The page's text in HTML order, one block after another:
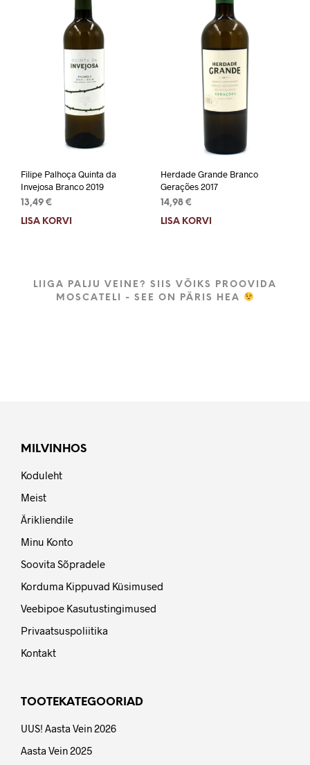
Filipe Palhoça Quinta da
Invejosa Branco 2019
13,49 €
LISA KORVI
Herdade Grande Branco
Gerações 2017
14,98 €
LISA KORVI
LIIGA PALJU VEINE? SIIS VÕIKS PROOVIDA
MOSCATELI - SEE ON PÄRIS HEA
MILVINHOS
Koduleht
Meist
Ärikliendile
Minu Konto
Soovita Sõpradele
Korduma Kippuvad Küsimused
Veebipoe Kasutustingimused
Privaatsuspoliitika
Kontakt
TOOTEKATEGOORIAD
UUS! Aasta Vein 2026
Aasta Vein 2025